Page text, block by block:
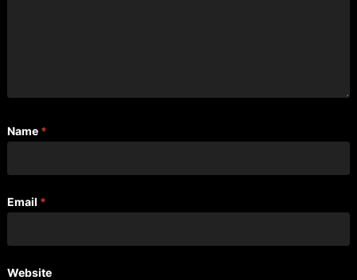
Name *
Email *
Website